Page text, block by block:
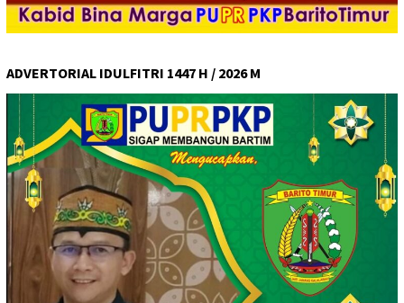
ADVERTORIAL IDULFITRI 1447 H / 2026 M